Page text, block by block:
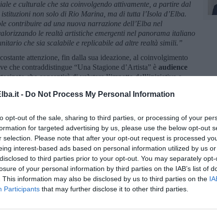
- Do Not Process My Personal Information
opt-out of the sale, sharing to third parties, or processing of your
for targeted advertising by us, please use the below opt-out
selection. Please note that after your opt-out request is processed
interest-based ads based on personal information utilized by us
to third parties prior to your opt-out. You may separately
of your personal information by third parties on the IAB’s list of
This information may also be disclosed by us to third parties on the
Participants that may further disclose it to other third parties.
e culturale che sta coinvolgendo attivamente, a partire dal
non solo di Rio Marina, ma di tutta l’Isola d’Elba.
contribuire ad una nuova narrazione dell’Elba nel
le realtà artistiche emergenti nel panorama italiano
che sia scalabile e replicabile ad altre realtà simili.”
attenzione, fin dalla sua ideazione, al coinvolgimento
che contraddistingue “Una Stagione d’Artista” è audience
che consentirà di valutare l’impatto dell’iniziativa e
dalla collaborazione con i partner: Municipale Teatro,
CIOFS FP Toscana, CIOFS FP Emilia-Romagna, Figlie di
La Costa che Brilla, Pro Loco di Rio Marina e Cavo,
di Rio Marinae con il patrocinio delComune di
d'Elba iscriviti alla
nella tua casella di posta.